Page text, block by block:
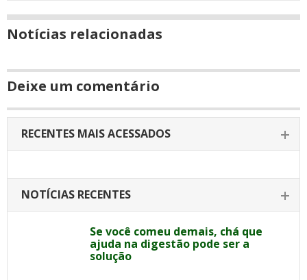
Notícias relacionadas
Deixe um comentário
RECENTES MAIS ACESSADOS
NOTÍCIAS RECENTES
Se você comeu demais, chá que
ajuda na digestão pode ser a
solução